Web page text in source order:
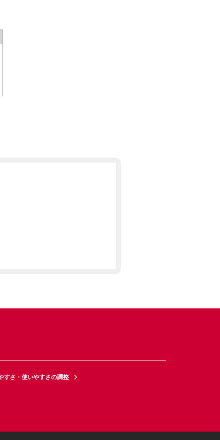
すさ・使いやすさの調整